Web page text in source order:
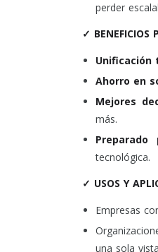
perder
✓ BENEFICIOS
Unificación
Ahorro en
Mejores
más.
Preparado
tecnológica.
✓ USOS Y
Empresas
una sola